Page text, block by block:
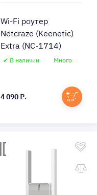
Wi-Fi роутер
Netcraze (Keenetic)
Extra (NC-1714)
✔ В наличии Много
4 090 ₽.
Быстрый просмотр